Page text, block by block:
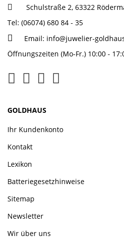
Schulstraße 2, 63322
Tel: (06074) 680 84 - 35
Email: info@juwelier-
Öffnungszeiten (Mo-Fr.) 10:00 -
GOLDHAUS
Ihr Kundenkonto
Kontakt
Lexikon
Batteriegesetzhinweise
Sitemap
Newsletter
Wir über uns